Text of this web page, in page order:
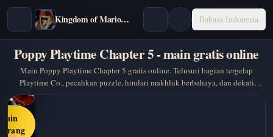
Kingdom of Marionettes Bahasa Indonesia
Poppy Playtime Chapter 5 - main gratis online
Main Poppy Playtime Chapter 5 gratis online. Telusuri bagian tergelap
Playtime Co., pecahkan puzzle, hindari makhluk berbahaya, dan dekati
Prototype.